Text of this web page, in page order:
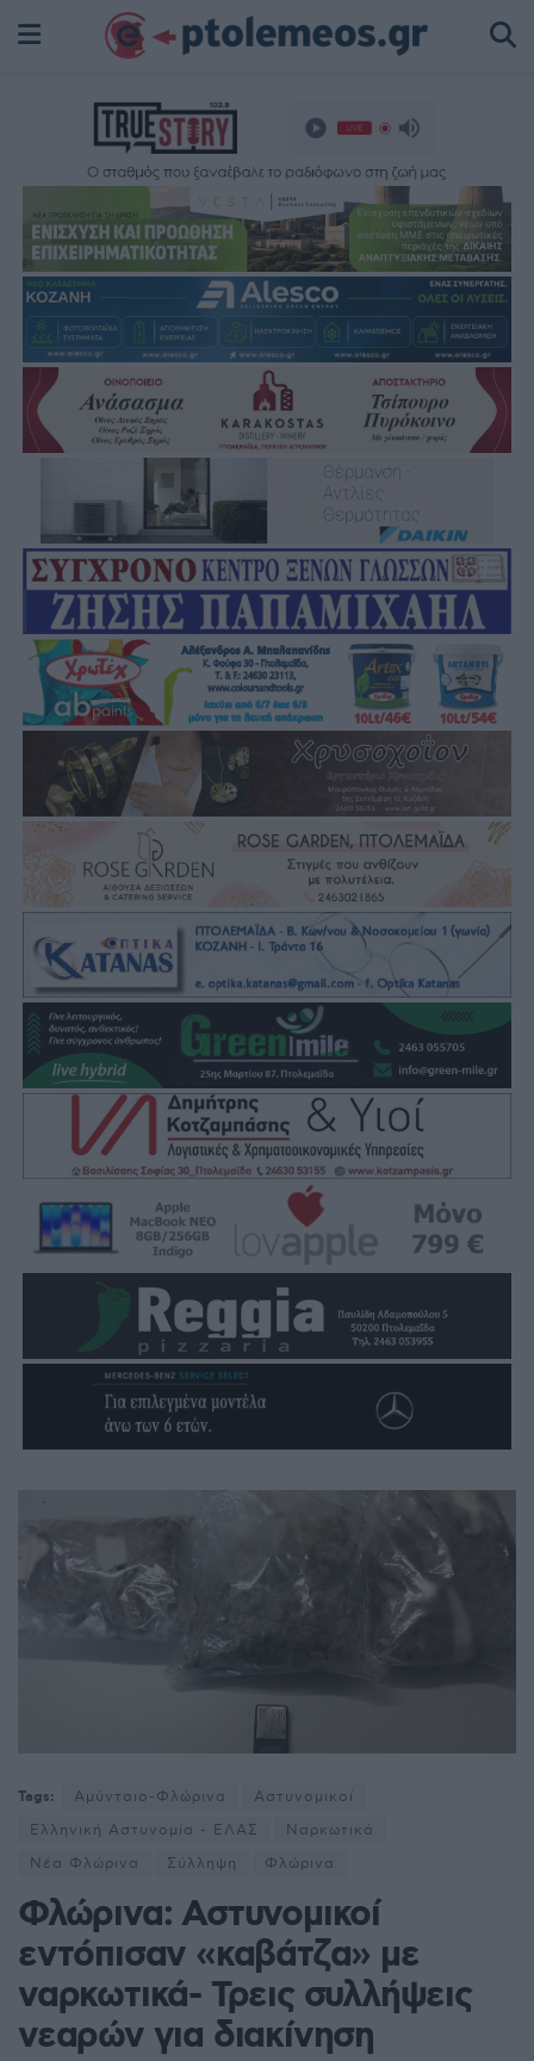
Tags: Αμύνταιο-Φλώρινα
Αστυνομικοί
Ελληνική Αστυνομία - ΕΛΑΣ
Ναρκωτικά
Νέα Φλώρινα
Σύλληψη Φλώρινα
Φλώρινα: Αστυνομικοί
εντόπισαν «καβάτζα» με
ναρκωτικά- Τρεις συλλήψεις
νεαρών για διακίνηση